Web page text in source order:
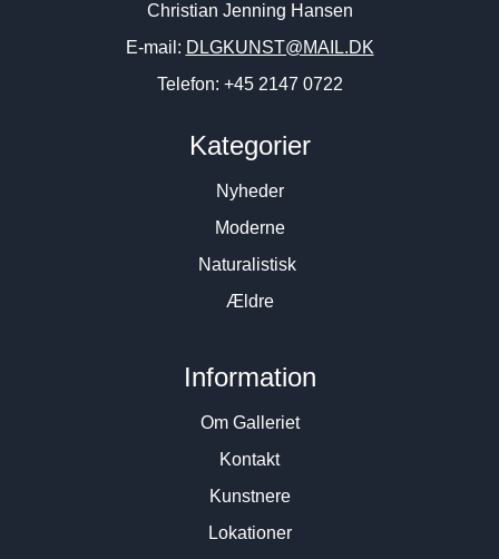
Christian Jenning Hansen
E-mail: DLGKUNST@MAIL.DK
Telefon: +45 2147 0722
Kategorier
Nyheder
Moderne
Naturalistisk
Ældre
Information
Om Galleriet
Kontakt
Kunstnere
Lokationer